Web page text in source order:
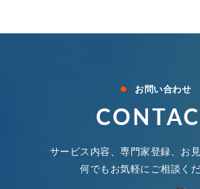
● お問い合わせ
サービス内容、専門家登録、お
何でもお気軽にご相談くだ